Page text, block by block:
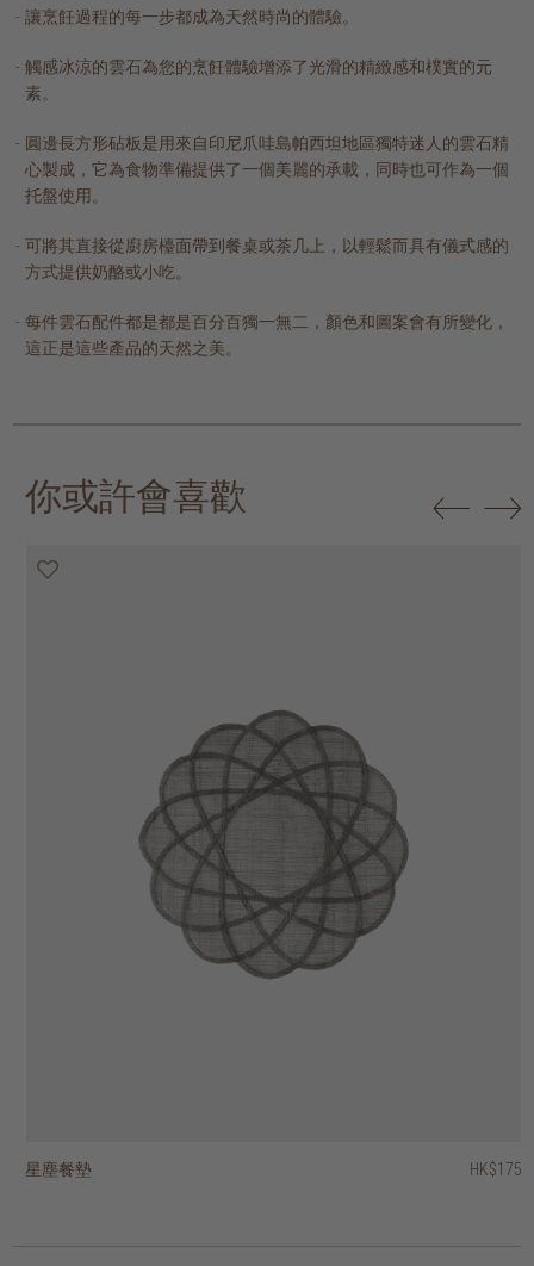
讓烹飪過程的每一步都成為天然時尚的體驗。
觸感冰涼的雲石為您的烹飪體驗增添了光滑的精緻感和樸實的元
素。
圓邊長方形砧板是用來自印尼爪哇島帕西坦地區獨特迷人的雲石精
心製成，它為食物準備提供了一個美麗的承載，同時也可作為一個
托盤使用。
可將其直接從廚房檯面帶到餐桌或茶几上，以輕鬆而具有儀式感的
方式提供奶酪或小吃。
每件雲石配件都是都是百分百獨一無二，顏色和圖案會有所變化，
這正是這些產品的天然之美。
你或許會喜歡
星塵餐墊 HK$175
葉形餐墊 HK$145
藤蔓餐墊 HK$175
Hong Kong design 城市情懷印花茶巾 HK$188
Hong Kong design 城市情懷印花水杯禮品套裝 HK$280
經典洗碗巾 - 一套四條 HK$275
奢華洗碗巾 - 一套三條 HK$295
當代洗碗巾 - 一套四條 HK$245
復古戈登茶巾 HK$75
凹槽花紋水杯 HK$95